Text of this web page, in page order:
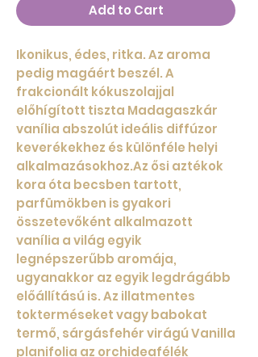
Add to Cart
Ikonikus, édes, ritka. Az aroma
pedig magáért beszél. A
frakcionált kókuszolajjal
előhígított tiszta Madagaszkár
vanília abszolút ideális diffúzor
keverékekhez és különféle helyi
alkalmazásokhoz.Az ősi aztékok
kora óta becsben tartott,
parfümökben is gyakori
összetevőként alkalmazott
vanília a világ egyik
legnépszerűbb aromája,
ugyanakkor az egyik legdrágább
előállítású is. Az illatmentes
tokterméseket vagy babokat
termő, sárgásfehér virágú Vanilla
planifolia az orchideafélék